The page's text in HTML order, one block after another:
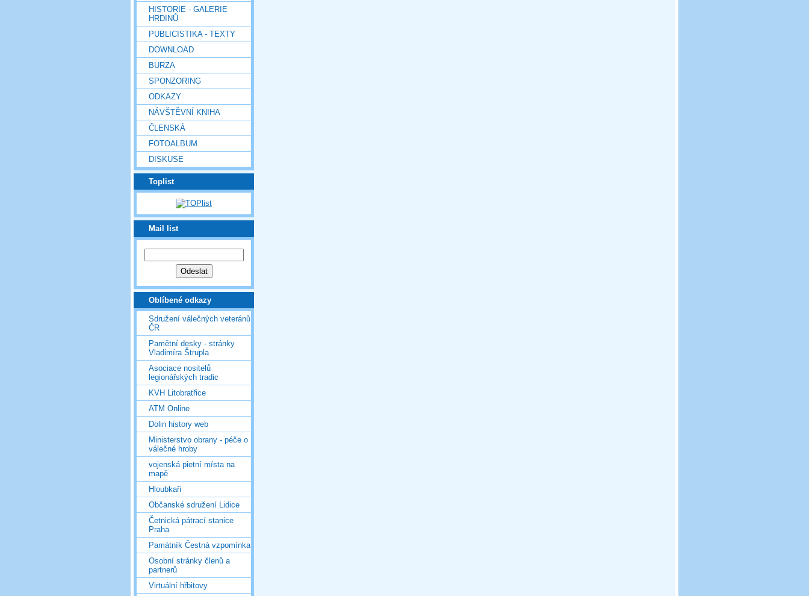
HISTORIE - GALERIE
HRDINŮ
PUBLICISTIKA - TEXTY
DOWNLOAD
BURZA
SPONZORING
ODKAZY
NÁVŠTĚVNÍ KNIHA
ČLENSKÁ
FOTOALBUM
DISKUSE
Toplist
Mail list
Oblíbené odkazy
Sdružení válečných veteránů
ČR
Pamětní desky - stránky
Vladimíra Štrupla
Asociace nositelů
legionářských tradic
KVH Litobratřice
ATM Online
Dolin history web
Ministerstvo obrany - péče o
válečné hroby
vojenská pietní místa na
mapě
Hloubkaři
Občanské sdružení Lidice
Četnická pátrací stanice
Praha
Památník Čestná vzpomínka
Osobní stránky členů a
partnerů
Virtuální hřbitovy